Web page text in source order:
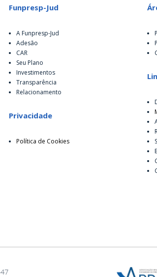
Funpresp-Jud
A Funpresp-Jud
Adesão
CAR
Seu Plano
Investimentos
Transparência
Relacionamento
Privacidade
Política de Cookies